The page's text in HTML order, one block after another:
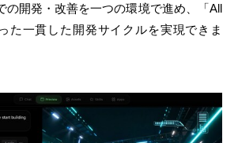
の開発・改善を一つの環境で進め、「All
た一貫した開発サイクルを実現できま